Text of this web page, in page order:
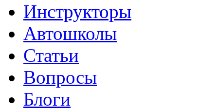
Инструкторы
Автошколы
Статьи
Вопросы
Блоги